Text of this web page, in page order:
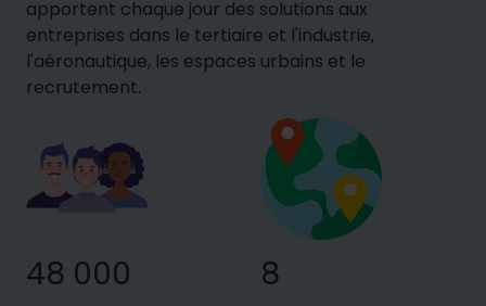
apportent chaque jour des solutions aux
entreprises dans le tertiaire et l'industrie,
l'aéronautique, les espaces urbains et le
recrutement.
48 000 8